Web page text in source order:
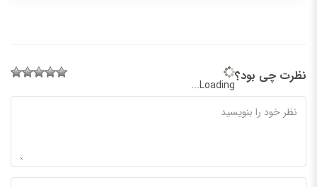
نظرت چی بود؟
Loading...